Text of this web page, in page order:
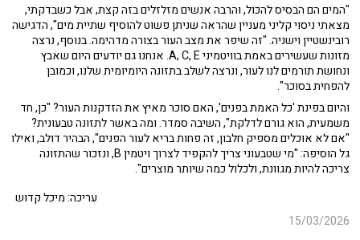
"המים הם הבסיס להכול, והרבה אנשים מזלזלים בזה קצת, אבל כשבדקתי,
מצאתי ניסוי קליני מעניין שהראה שניתן פשוט להוסיף שתיית מים", הדגישה
רובינשטיין וישניה. "זה שיפר את מצב העור בצורה מדהימה. בנוסף, נרצה
מזונות שעשירים באמת בוויטמיני A, C, E. אנחנו גם יודעים היום שאבץ
ונחושת תורמים לנו לעור, ונרצה לשלב בתזונה היומיומית שלנו, וכמובן
להפחית בסוכר".
והיום בפינת 'כל האמת בפנים', האם סוכר מאיץ את הזדקנות העור? "כן, חד
משמעית, הוא גורם לדלקת", השיבה סמדר. ומה באשר לתזונה טבעונית?
"אם לא אוכלים מספיק חלבון, זה פחות בריא לעור הפנים", הבהיר דולב, ואילו
גל הוסיפה: "מי שטבעוני צריך להקפיד לצרוך ויטמין B, ונזכור שהתזונה
צריכה להיות מגוונת, ולכלול כמה שיותר מוצרים".
עריכה: מיכל קדוש
15/03/2026